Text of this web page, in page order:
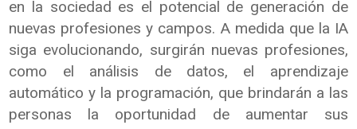
en la sociedad es el potencial de generación de
nuevas profesiones y campos. A medida que la IA
siga evolucionando, surgirán nuevas profesiones,
como el análisis de datos, el aprendizaje
automático y la programación, que brindarán a las
personas la oportunidad de aumentar sus